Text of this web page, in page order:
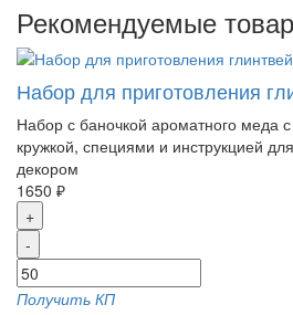
Рекомендуемые
Набор для приготовления
Набор с баночкой ароматного меда
кружкой, специями и инструкцией
декором
1650 ₽
+
-
Получить КП